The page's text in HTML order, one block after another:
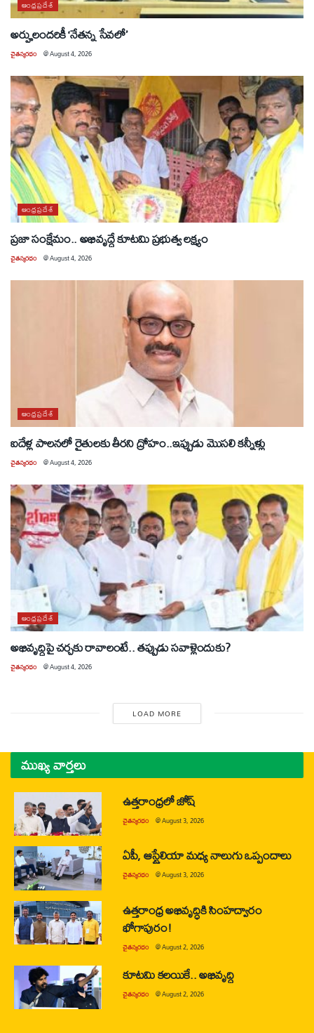
ఆంధ్రప్రదేశ్
అర్హులందరికీ ‘నేతన్న సేవలో’
చైతన్యరధం @August 4, 2026
ఆంధ్రప్రదేశ్
ప్రజా సంక్షేమం.. అభివృద్ధే కూటమి ప్రభుత్వ లక్ష్యం
చైతన్యరధం @August 4, 2026
ఆంధ్రప్రదేశ్
ఐదేళ్ల పాలనలో రైతులకు తీరని ద్రోహం..ఇప్పుడు మొసలి కన్నీళ్లు
చైతన్యరధం @August 4, 2026
ఆంధ్రప్రదేశ్
అభివృద్ధిపై చర్చకు రావాలంటే.. తప్పుడు సవాళ్లెందుకు?
చైతన్యరధం @August 4, 2026
LOAD MORE
ముఖ్య వార్తలు
ఉత్తరాంధ్రలో జోష్
చైతన్యరధం @August 3, 2026
ఏపీ, ఆస్ట్రేలియా మధ్య నాలుగు ఒప్పందాలు
చైతన్యరధం @August 3, 2026
ఉత్తరాంధ్ర అభివృద్ధికి సింహద్వారం
భోగాపురం!
చైతన్యరధం @August 2, 2026
కూటమి కలయికే.. అభివృద్ధి
చైతన్యరధం @August 2, 2026